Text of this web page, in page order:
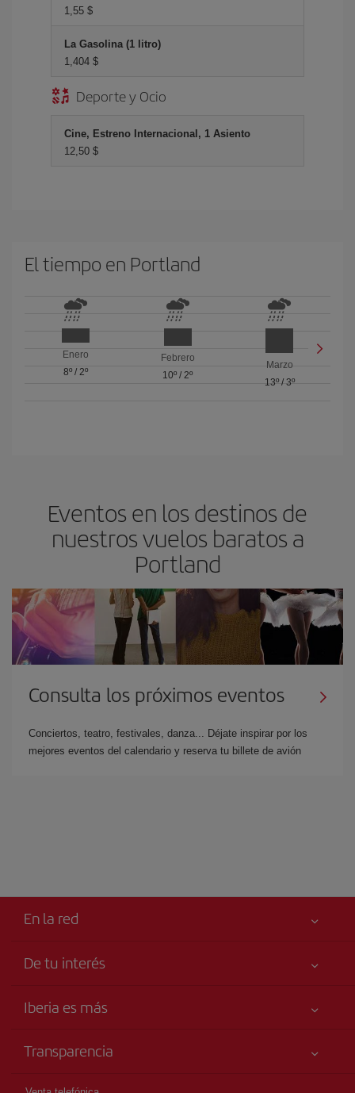
1,55 $
La Gasolina (1 litro)
1,404 $
Deporte y Ocio
Cine, Estreno Internacional, 1 Asiento
12,50 $
El tiempo en Portland
Enero
8º/ 2º
Febrero
10º / 2º
Marzo
13º/ 3º
Eventos en los destinos de
nuestros vuelos baratos a
Portland
Consulta los próximos eventos
Conciertos, teatro, festivales, danza... Déjate inspirar por los
mejores eventos del calendario y reserva tu billete de avión
En la red
De tu interés
Accesibilidad
Mapa del sitio
Iberia es más
Grupo Iberia
Accionistas e Inversores
Transparencia